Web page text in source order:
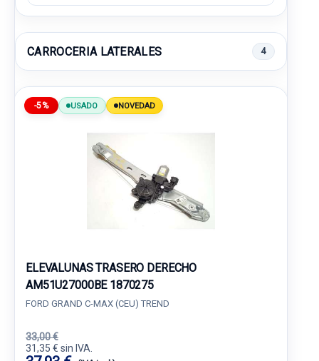
CARROCERIA LATERALES 4
-5% USADO NOVEDAD
ELEVALUNAS TRASERO DERECHO
AM51U27000BE 1870275
FORD GRAND C-MAX (CEU) TREND
33,00 €
31,35 € sin IVA.